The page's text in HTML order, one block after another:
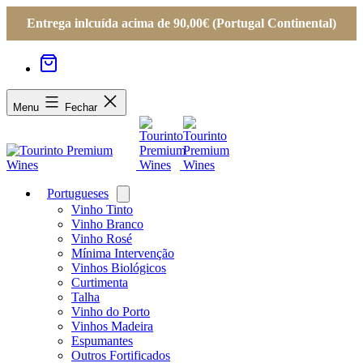
Entrega inlcuída acima de 90,00€ (Portugal Continental)
Menu Fechar
Portugueses
menu
Vinho Tinto
Vinho Branco
Vinho Rosé
Mínima Intervenção
Vinhos Biológicos
Curtimenta
Talha
Vinho do Porto
Vinhos Madeira
Espumantes
Outros Fortificados